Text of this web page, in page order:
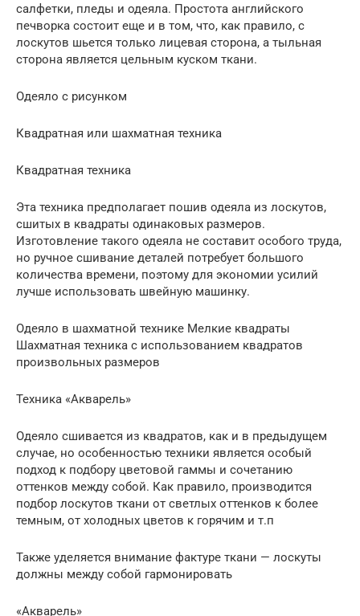
салфетки, пледы и одеяла. Простота английского
печворка состоит еще и в том, что, как правило, с
лоскутов шьется только лицевая сторона, а тыльная
сторона является цельным куском ткани.
Одеяло с рисунком
Квадратная или шахматная техника
Квадратная техника
Эта техника предполагает пошив одеяла из лоскутов,
сшитых в квадраты одинаковых размеров.
Изготовление такого одеяла не составит особого труда,
но ручное сшивание деталей потребует большого
количества времени, поэтому для экономии усилий
лучше использовать швейную машинку.
Одеяло в шахматной технике Мелкие квадраты
Шахматная техника с использованием квадратов
произвольных размеров
Техника «Акварель»
Одеяло сшивается из квадратов, как и в предыдущем
случае, но особенностью техники является особый
подход к подбору цветовой гаммы и сочетанию
оттенков между собой. Как правило, производится
подбор лоскутов ткани от светлых оттенков к более
темным, от холодных цветов к горячим и т.п
Также уделяется внимание фактуре ткани — лоскуты
должны между собой гармонировать
«Акварель»